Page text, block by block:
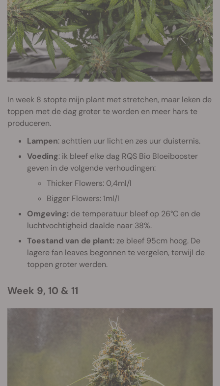
In week 8 stopte mijn plant met stretchen, maar leken de
toppen met de dag groter te worden en meer hars te
produceren.
Lampen: achttien uur licht en zes uur duisternis.
Voeding: ik bleef elke dag RQS Bio Bloeibooster
geven in de volgende verhoudingen:
Thicker Flowers: 0,4ml/l
Bigger Flowers: 1ml/l
Omgeving: de temperatuur bleef op 26°C en de
luchtvochtigheid daalde naar 38%.
Toestand van de plant: ze bleef 95cm hoog. De
lagere fan leaves begonnen te vergelen, terwijl de
toppen groter werden.
Week 9, 10 & 11